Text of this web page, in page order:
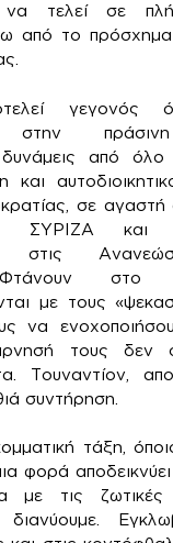
να τελεί σε
από το
στην
από όλο
και
σε αγαστή
ΣΥΡΙΖΑ και
στις
Φτάνουν στο
με τους
να
τους δεν
Τουναντίον,
συντήρηση.
τάξη,
φορά
με τις